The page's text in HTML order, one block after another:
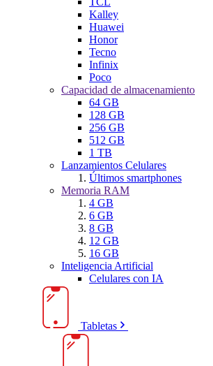
Kalley
Huawei
Honor
Tecno
Infinix
Poco
Capacidad de almacenamiento
64 GB
128 GB
256 GB
512 GB
1 TB
Lanzamientos Celulares
Últimos smartphones
Memoria RAM
4 GB
6 GB
8 GB
12 GB
16 GB
Inteligencia Artificial
Celulares con IA
Tabletas